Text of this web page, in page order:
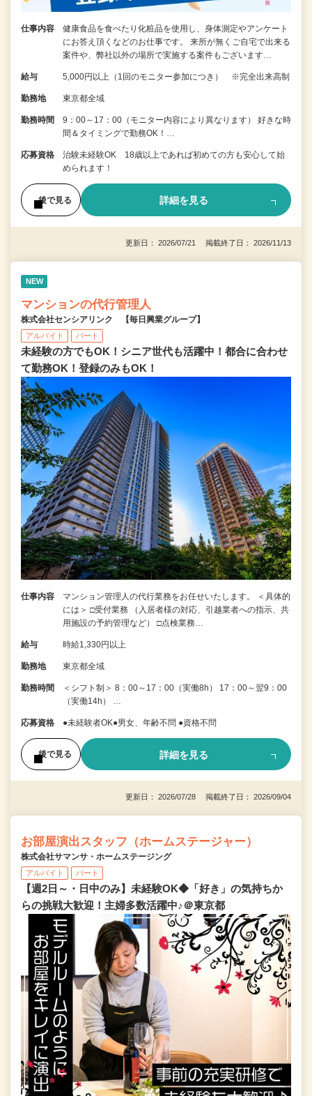
仕事内容
健康食品を食べたり化粧品を使用し、身体測定やアンケート
にお答え頂くなどのお仕事です。 来所が無くご自宅で出来る
案件や、弊社以外の場所で実施する案件もございます…
給与 5,000円以上（1回のモニター参加につき） ※完全出来高制
勤務地 東京都全域
勤務時間
9：00～17：00（モニター内容により異なります） 好きな時
間＆タイミングで勤務OK！…
応募資格
治験未経験OK 18歳以上であれば初めての方も安心して始
められます！
後で見る 詳細を見る
更新日： 2026/07/21 掲載終了日： 2026/11/13
NEW
マンションの代行管理人
株式会社センシアリンク 【毎日興業グループ】
アルバイト パート
未経験の方でもOK！シニア世代も活躍中！都合に合わせ
て勤務OK！登録のみもOK！
仕事内容
マンション管理人の代行業務をお任せいたします。 ＜具体的
には＞ □受付業務 （入居者様の対応、引越業者への指示、共
用施設の予約管理など） □点検業務…
給与 時給1,330円以上
勤務地 東京都全域
勤務時間
＜シフト制＞ 8：00～17：00（実働8h） 17：00～翌9：00
（実働14h） …
応募資格 ●未経験者OK●男女、年齢不問 ●資格不問
後で見る 詳細を見る
更新日： 2026/07/28 掲載終了日： 2026/09/04
お部屋演出スタッフ（ホームステージャー）
株式会社サマンサ・ホームステージング
アルバイト パート
【週2日～・日中のみ】未経験OK◆「好き」の気持ちか
らの挑戦大歓迎！主婦多数活躍中♪＠東京都